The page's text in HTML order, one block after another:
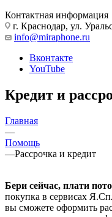
Контактная информация
г. Краснодар, ул.
info@miraphone.ru
Вконтакте
YouTube
Кредит и
Главная
—
Помощь
—Рассрочка и кредит
Бери сейчас, плати
покупка в сервисах
вы сможете оформить